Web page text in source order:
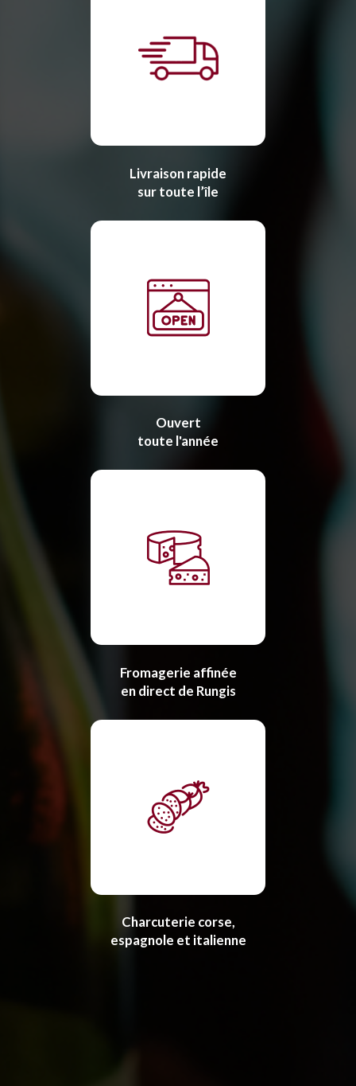
Livraison rapide
sur toute l’île
Ouvert
toute l'année
Fromagerie affinée
en direct de Rungis
Charcuterie corse,
espagnole et italienne